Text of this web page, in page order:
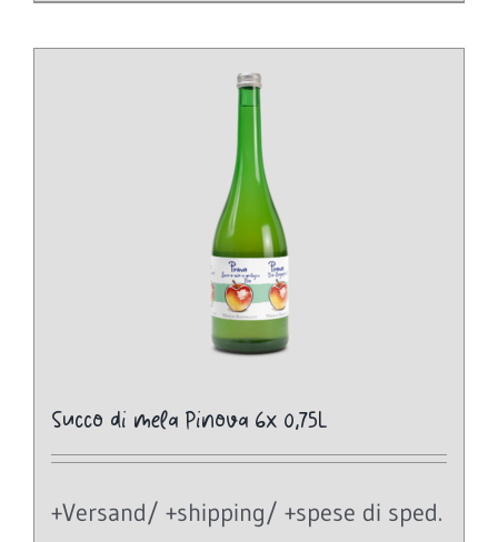
Succo di mela Pinova 6x 0,75L
+Versand/ +shipping/ +spese di sped.